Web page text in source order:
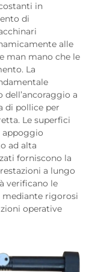
in
di
alle
man mano che le
La
dell’ancoraggio a
di pollice per
Le superfici
appoggio
ad alta
forniscono la
a lungo
verificano le
rigorosi
operative